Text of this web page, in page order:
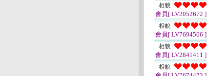
相貌
會員[ LV2052672 ]
相貌
會員[ LV7694566 ]
相貌
會員[ LV2841411 ]
相貌